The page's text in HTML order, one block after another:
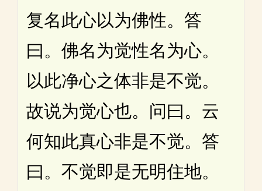
复名此心以为佛性。答
曰。佛名为觉性名为心。
以此净心之体非是不觉。
故说为觉心也。问曰。云
何知此真心非是不觉。答
曰。不觉即是无明住地。